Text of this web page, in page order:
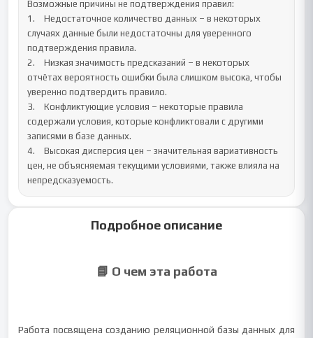
Возможные причины не подтверждения правил:
1.	Недостаточное количество данных – в некоторых
случаях данные были недостаточны для уверенного
подтверждения правила.
2.	Низкая значимость предсказаний – в некоторых
отчётах вероятность ошибки была слишком высока, чтобы
уверенно подтвердить правило.
3.	Конфликтующие условия – некоторые правила
содержали условия, которые конфликтовали с другими
записями в базе данных.
4.	Высокая дисперсия цен – значительная вариативность
цен, не объясняемая текущими условиями, также влияла на
непредсказуемость.
Подробное описание
📘 О чем эта работа
Работа посвящена созданию реляционной базы данных для